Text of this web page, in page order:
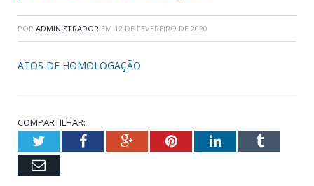
POR ADMINISTRADOR EM 12 DE FEVEREIRO DE 2020
ATOS DE HOMOLOGAÇÃO
COMPARTILHAR:
TwitterFacebookGoogle+PinterestLinkedInTumblr
Email